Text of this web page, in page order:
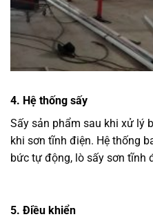
4. Hệ thống sấy
Sấy sản phẩm sau khi xử lý
khi sơn tĩnh điện. Hệ thống
bức tự động, lò sấy sơn tĩnh
5. Điều khiển